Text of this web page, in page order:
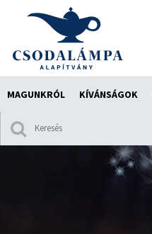
MAGUNKRÓL KÍVÁNSÁGOK